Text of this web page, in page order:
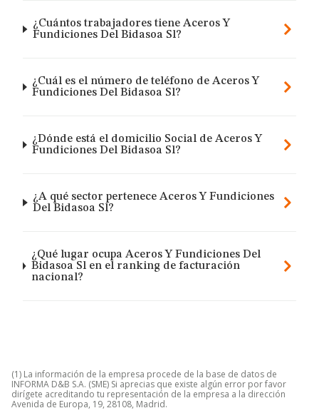
¿Cuántos trabajadores tiene Aceros Y
Fundiciones Del Bidasoa Sl?
¿Cuál es el número de teléfono de Aceros Y
Fundiciones Del Bidasoa Sl?
¿Dónde está el domicilio Social de Aceros Y
Fundiciones Del Bidasoa Sl?
¿A qué sector pertenece Aceros Y Fundiciones
Del Bidasoa Sl?
¿Qué lugar ocupa Aceros Y Fundiciones Del
Bidasoa Sl en el ranking de facturación
nacional?
(1) La información de la empresa procede de la base de datos de
INFORMA D&B S.A. (SME) Si aprecias que existe algún error por favor
dirígete acreditando tu representación de la empresa a la dirección
Avenida de Europa, 19, 28108, Madrid.